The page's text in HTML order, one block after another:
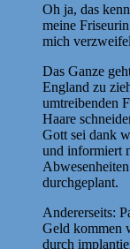
Oh ja, das
meine
mich
Das Ganze
England zu
umtreibenden
Haare
Gott sei dank
und informiert
durchgeplant.
Andererseits:
Geld kommen
durch